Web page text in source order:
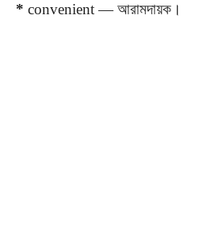
* convenient —আরামদায়ক ।